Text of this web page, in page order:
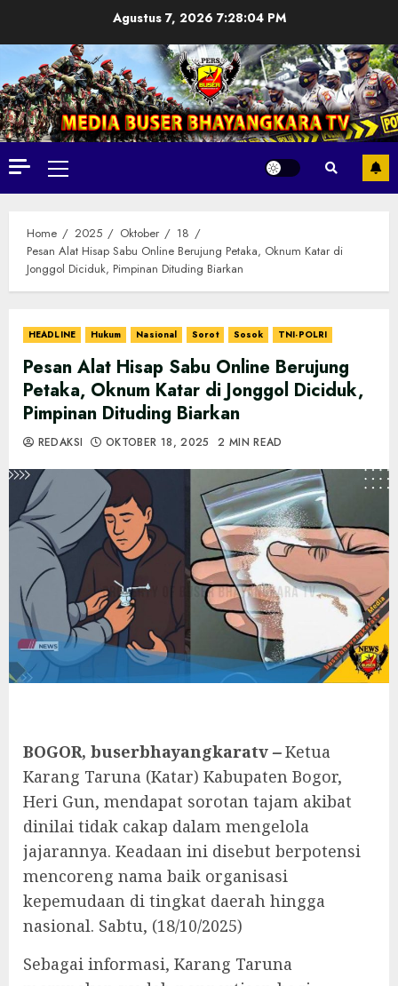
Agustus 7, 2026 7:28:05 PM
Primary
Menu
Home 2025 Oktober
18
Pesan Alat Hisap Sabu Online Berujung Petaka, Oknum Katar di
Jonggol Diciduk, Pimpinan Dituding Biarkan
HEADLINE Hukum Nasional Sorot Sosok TNI-POLRI
Pesan Alat Hisap Sabu Online Berujung
Petaka, Oknum Katar di Jonggol Diciduk,
Pimpinan Dituding Biarkan
REDAKSI OKTOBER 18, 2025 2 MIN READ
BOGOR, buserbhayangkaratv –Ketua
Karang Taruna (Katar) Kabupaten Bogor,
Heri Gun, mendapat sorotan tajam akibat
dinilai tidak cakap dalam mengelola
jajarannya. Keadaan ini disebut berpotensi
mencoreng nama baik organisasi
kepemudaan di tingkat daerah hingga
nasional. Sabtu, (18/10/2025)
‎Sebagai informasi, Karang Taruna